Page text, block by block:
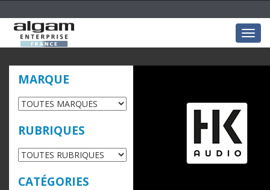
MARQUE
RUBRIQUES
CATÉGORIES